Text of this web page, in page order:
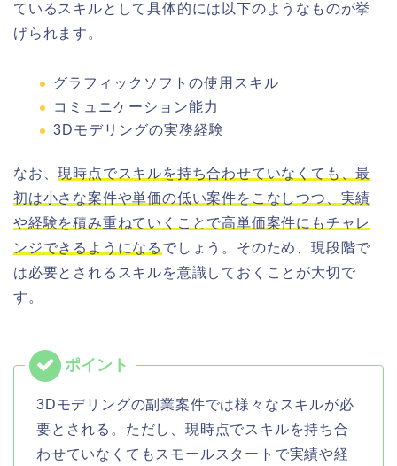
ているスキルとして具体的には以下のようなものが挙
げられます。
グラフィックソフトの使用スキル
コミュニケーション能力
3Dモデリングの実務経験
なお、現時点でスキルを持ち合わせていなくても、最
初は小さな案件や単価の低い案件をこなしつつ、実績
や経験を積み重ねていくことで高単価案件にもチャレ
ンジできるようになる でしょう。そのため、現段階で
は必要とされるスキルを意識しておくことが大切で
す。
3Dモデリングの副業案件では様々なスキルが必
要とされる。ただし、現時点でスキルを持ち合
わせていなくてもスモールスタートで実績や経